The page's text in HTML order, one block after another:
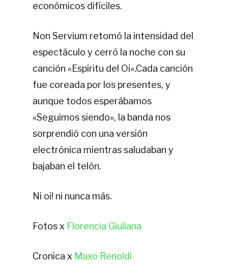
económicos difíciles.
Non Servium retomó la intensidad del
espectáculo y cerró la noche con su
canción «Espíritu del Oi».Cada canción
fue coreada por los presentes, y
aunque todos esperábamos
«Seguimos siendo», la banda nos
sorprendió con una versión
electrónica mientras saludaban y
bajaban el telón.
Ni oi! ni nunca más.
Fotos x Florencia Giuliana
Cronica x Maxo Renoldi